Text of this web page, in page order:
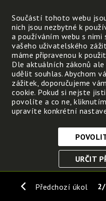
Opak slova
matkou
slova ne je
Tajenka je:
Doplň větu:
odpadů
Předchozí úkol 2
Součástí tohoto webu
nich jsou nezbytné k
a používáním webu s nimi
vašeho uživatelského
máme připravenou k
Dle aktuálních zákonů
udělit souhlas. Abychom
zážitek, doporučujeme
cookie. Pokud si nejste
povolíte a co ne,
upravíte konkrétní
Nezbytně nutné
Tyto soubory cookie jsou
funkce. Bez těchto
URČIT